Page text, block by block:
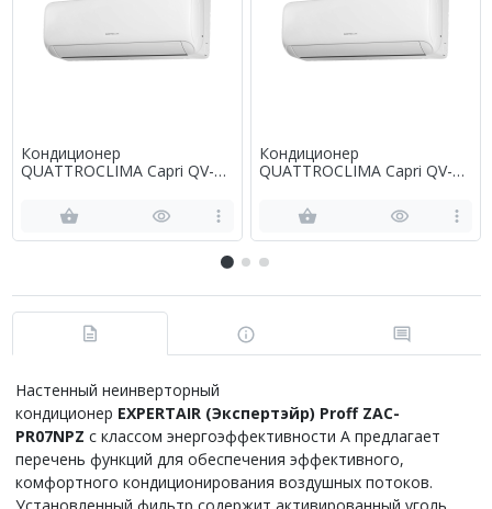
Кондиционер
QUATTROCLIMA Capri QV-
Кондиционер
QUATTROCLIMA Capri QV-
Настенный неинверторный
кондиционер EXPERTAIR (Экспертэйр) Proff ZAC-
PR07NPZ с классом энергоэффективности А предлагает
перечень функций для обеспечения эффективного,
комфортного кондиционирования воздушных потоков.
Установленный фильтр содержит активированный уголь,